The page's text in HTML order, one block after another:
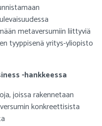
metaversumiin liittyviä
tyyppisenä yritys-yliopisto
-hankkeessa
joissa rakennetaan
konkreettisista